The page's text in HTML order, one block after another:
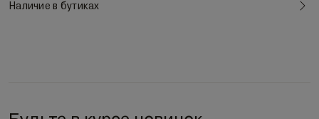
Наличие в бутиках